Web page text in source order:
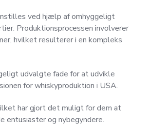
ved hjælp af omhyggeligt
Produktionsprocessen involverer
hvilket resulterer i en kompleks
udvalgte fade for at udvikle
for whiskyproduktion i USA.
har gjort det muligt for dem at
entusiaster og nybegyndere.